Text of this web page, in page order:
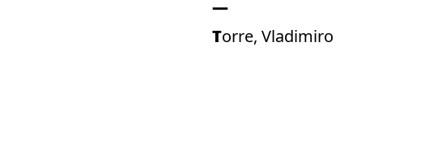
Torre, Vladimiro